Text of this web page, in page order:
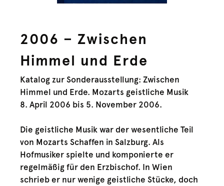
2006 – Zwischen
Himmel und Erde
Katalog zur Sonderausstellung: Zwischen
Himmel und Erde. Mozarts geistliche Musik
8. April 2006 bis 5. November 2006.
Die geistliche Musik war der wesentliche Teil
von Mozarts Schaffen in Salzburg. Als
Hofmusiker spielte und komponierte er
regelmäßig für den Erzbischof. In Wien
schrieb er nur wenige geistliche Stücke, doch